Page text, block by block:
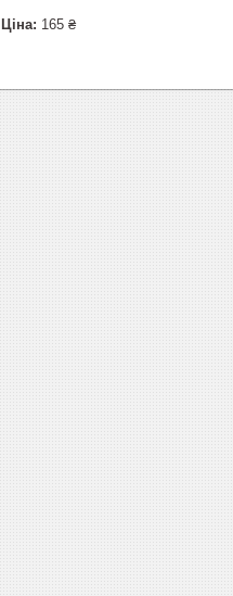
Ціна: 165 ₴